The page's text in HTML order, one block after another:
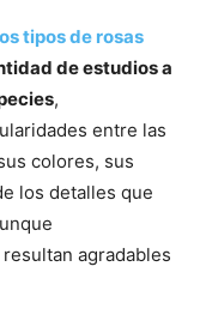
tipos de rosas
de estudios a
,
entre las
colores, sus
los detalles que
agradables